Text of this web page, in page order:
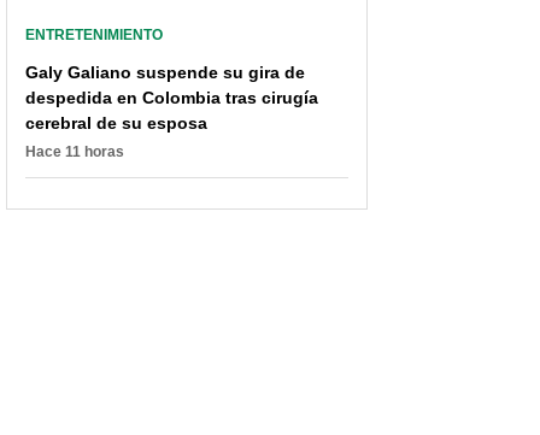
ENTRETENIMIENTO
Galy Galiano suspende su gira de
despedida en Colombia tras cirugía
cerebral de su esposa
Hace 11 horas